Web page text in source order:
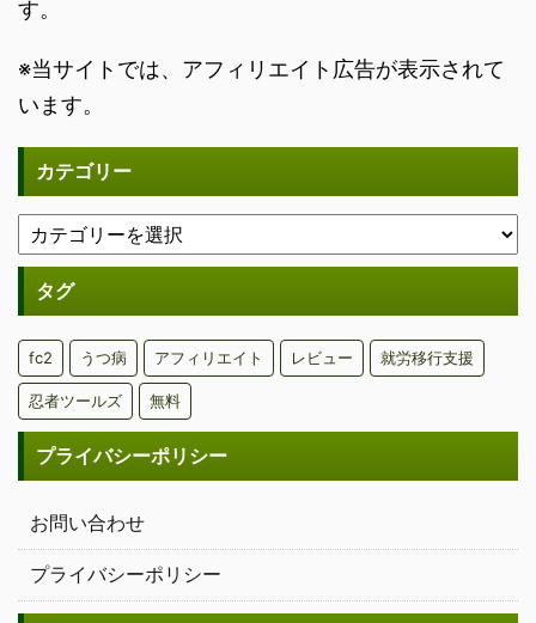
す。
※当サイトでは、アフィリエイト広告が表示されて
います。
カテゴリー
タグ
fc2 うつ病 アフィリエイト レビュー 就労移行支援
忍者ツールズ 無料
プライバシーポリシー
お問い合わせ
プライバシーポリシー